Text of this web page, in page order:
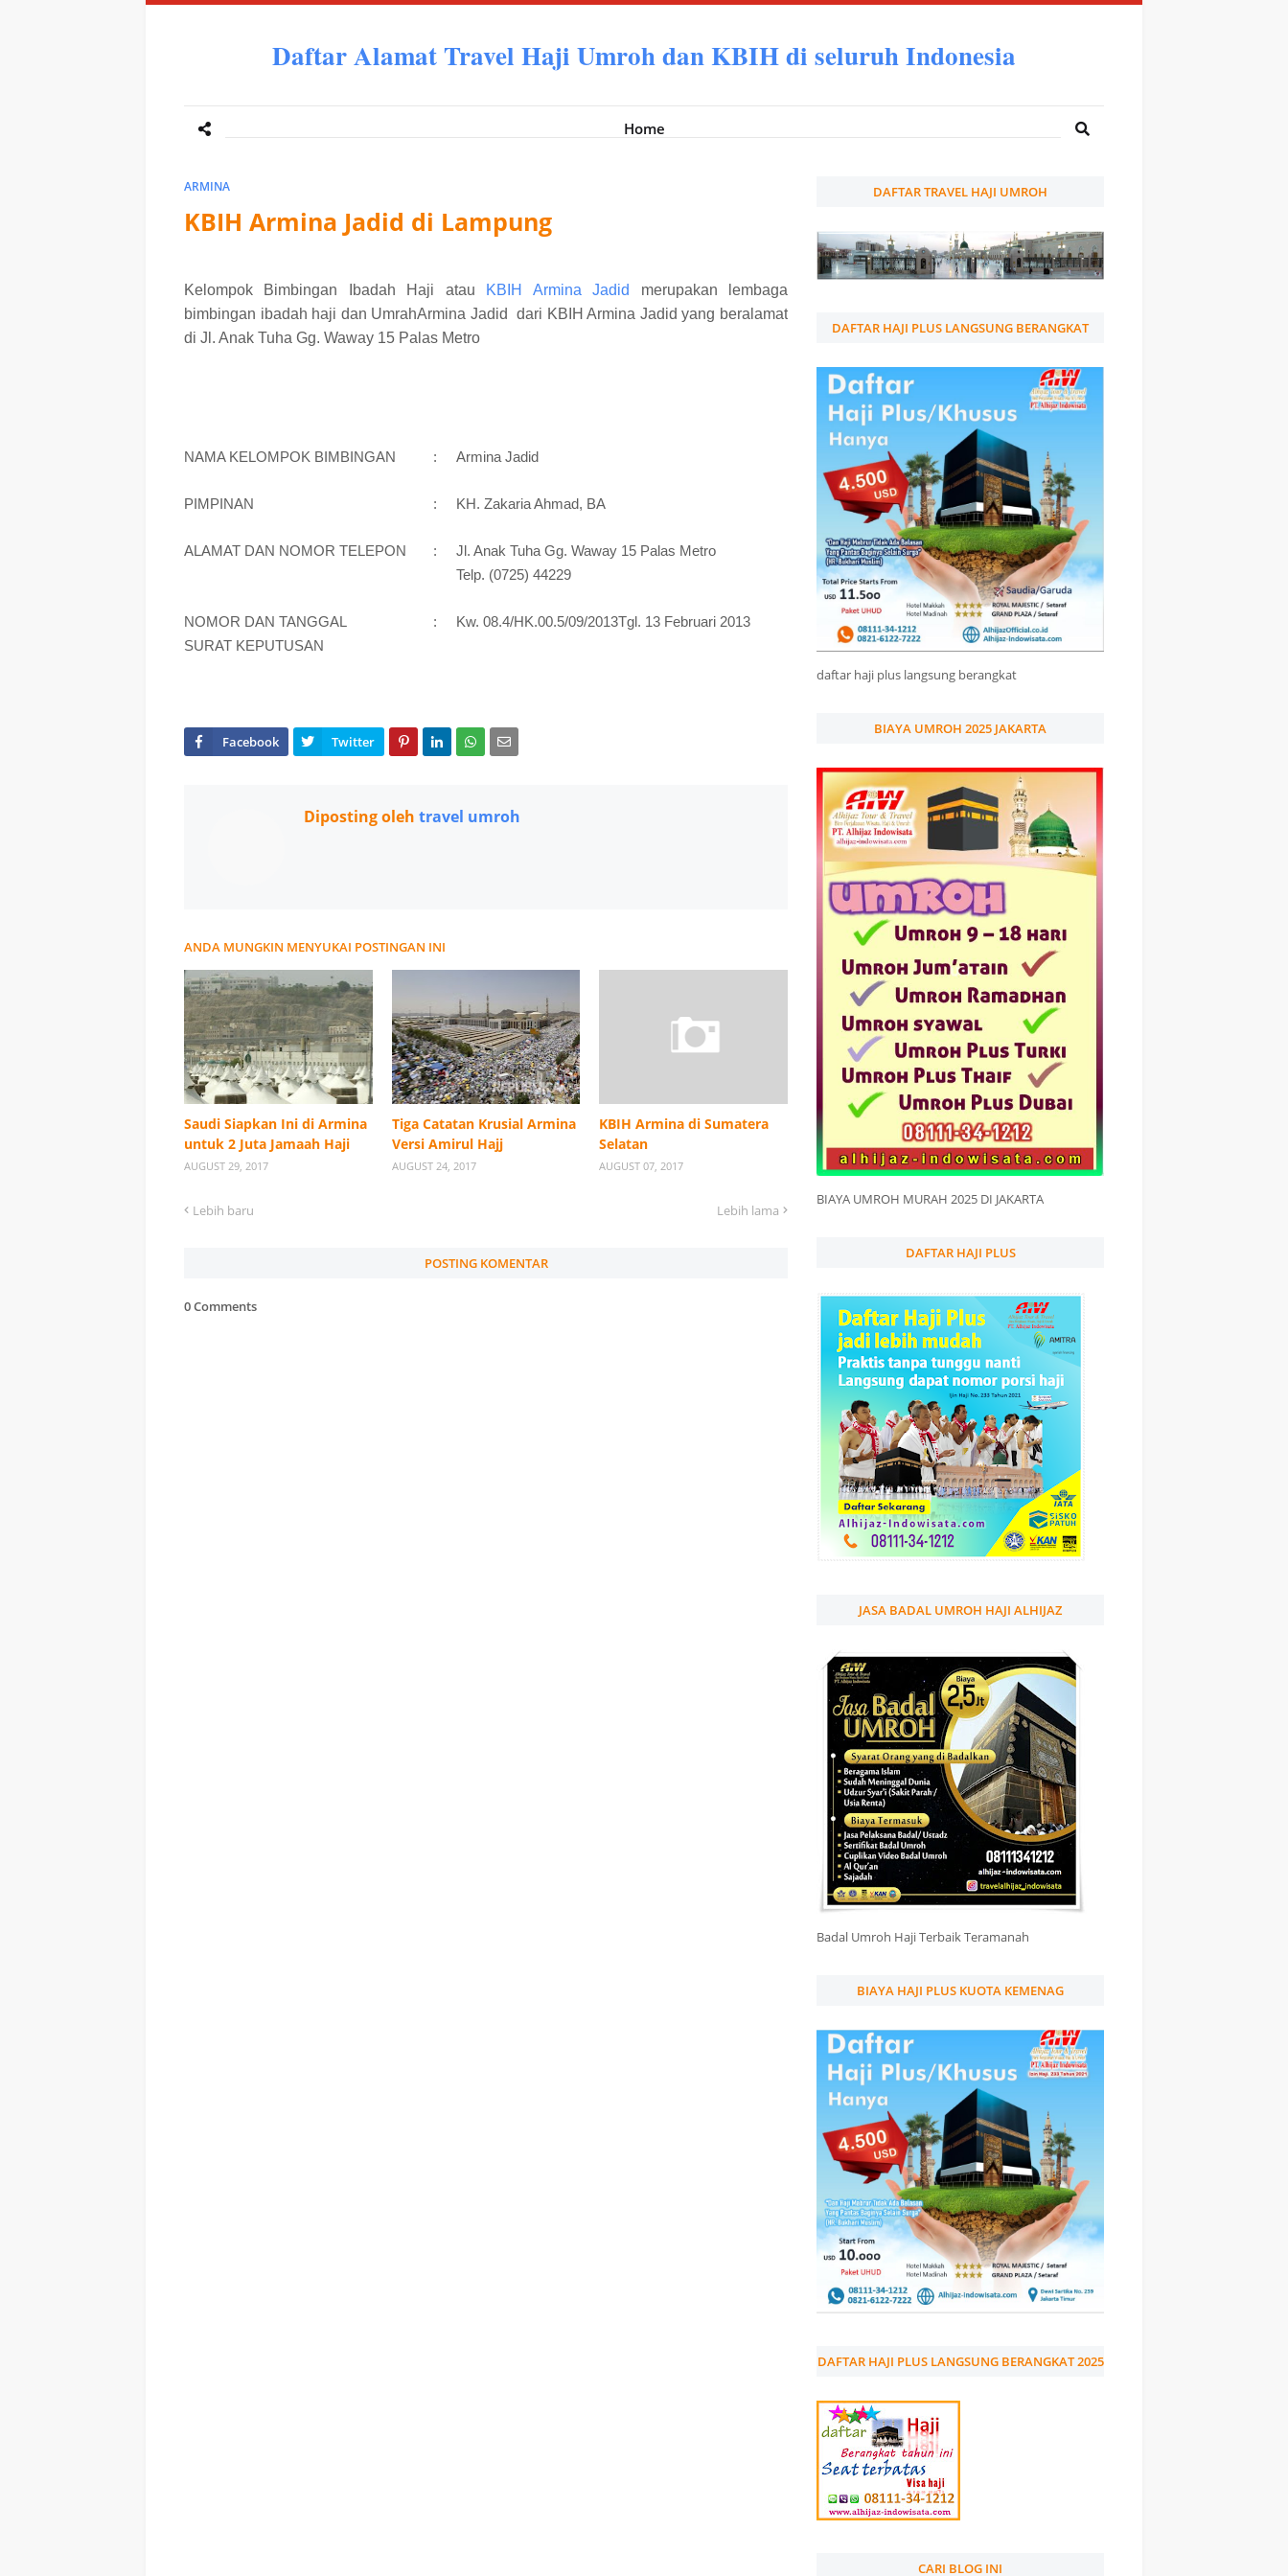
Daftar Alamat Travel Haji Umroh dan KBIH di seluruh Indonesia
Home
ARMINA
KBIH Armina Jadid di Lampung
Kelompok Bimbingan Ibadah Haji atau KBIH Armina Jadid
merupakan lembaga
bimbingan ibadah haji dan UmrahArmina Jadid dari KBIH Armina Jadid yang beralamat
di Jl. Anak Tuha Gg. Waway 15 Palas Metro
NAMA KELOMPOK BIMBINGAN : Armina Jadid
PIMPINAN : KH. Zakaria Ahmad, BA
ALAMAT DAN NOMOR TELEPON :
Jl. Anak Tuha Gg. Waway 15 Palas Metro
Telp. (0725) 44229
NOMOR DAN TANGGAL :
Kw. 08.4/HK.00.5/09/2013Tgl. 13 Februari 2013
SURAT KEPUTUSAN
Diposting oleh travel umroh
ANDA MUNGKIN MENYUKAI POSTINGAN INI
Saudi Siapkan Ini di Armina
untuk 2 Juta Jamaah Haji
AUGUST 29, 2017
Tiga Catatan Krusial Armina
Versi Amirul Hajj
AUGUST 24, 2017
KBIH Armina di Sumatera
Selatan
AUGUST 07, 2017
Lebih baru Lebih lama
POSTING KOMENTAR
0 Comments
DAFTAR TRAVEL HAJI UMROH
DAFTAR HAJI PLUS LANGSUNG BERANGKAT
daftar haji plus langsung berangkat
BIAYA UMROH 2025 JAKARTA
BIAYA UMROH MURAH 2025 DI JAKARTA
DAFTAR HAJI PLUS
JASA BADAL UMROH HAJI ALHIJAZ
Badal Umroh Haji Terbaik Teramanah
BIAYA HAJI PLUS KUOTA KEMENAG
DAFTAR HAJI PLUS LANGSUNG BERANGKAT 2025
CARI BLOG INI